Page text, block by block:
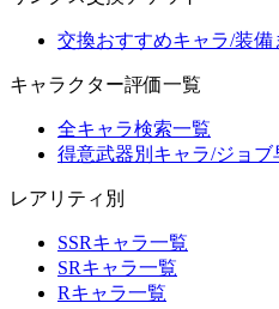
交換おすすめキャラ/装備
キャラクター評価一覧
全キャラ検索一覧
得意武器別キャラ/ジョブ
レアリティ別
SSRキャラ一覧
SRキャラ一覧
Rキャラ一覧